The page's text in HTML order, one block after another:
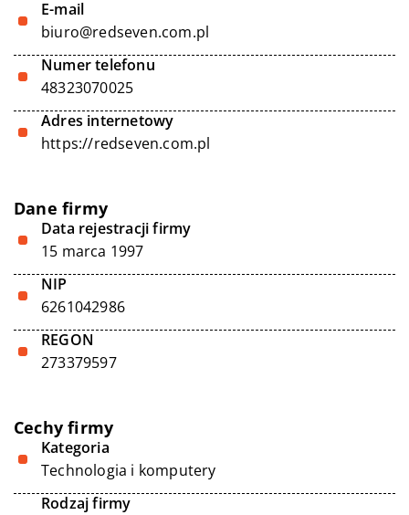
E-mail
biuro@redseven.com.pl
Numer telefonu
48323070025
Adres internetowy
https://redseven.com.pl
Dane firmy
Data rejestracji firmy
15 marca 1997
NIP
6261042986
REGON
273379597
Cechy firmy
Kategoria
Technologia i komputery
Rodzaj firmy